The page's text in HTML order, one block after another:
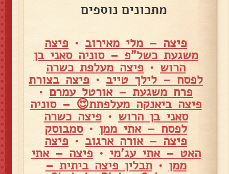
מתכונים נוספים
פיצה – מלי מאירוב • פיצה
משגעת כשל"פ – סוניה סאני בן
הרוש • פיצה מעלפת כשרה
לפסח – לילך טייב • פיצה בצורת
פרח משגעת – אורטל עמרם •
פיצה ביאנקה מעלפתת😍 – סוניה
סאני בן הרוש • פיצה כשרה
לפסח – אתי ממן •סמבוסק
פיצה – אורה ארגוב • פיצה
האט – אתי עג'מי • פיצה – אתי
ממן •תבלין פיצה ביתית –